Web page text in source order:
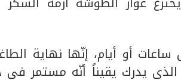
أو أيام، إنّها نهاية
يدرك يقيناً أنّه مستمر